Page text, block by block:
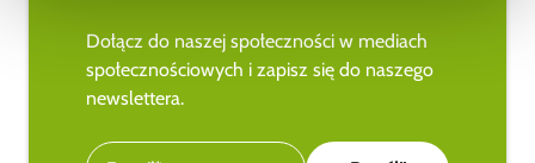
Dołącz do naszej społeczności w mediach
społecznościowych i zapisz się do naszego
newslettera.